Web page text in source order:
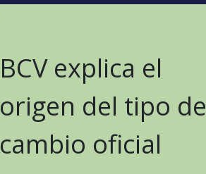
BCV explica el
origen del tipo de
cambio oficial